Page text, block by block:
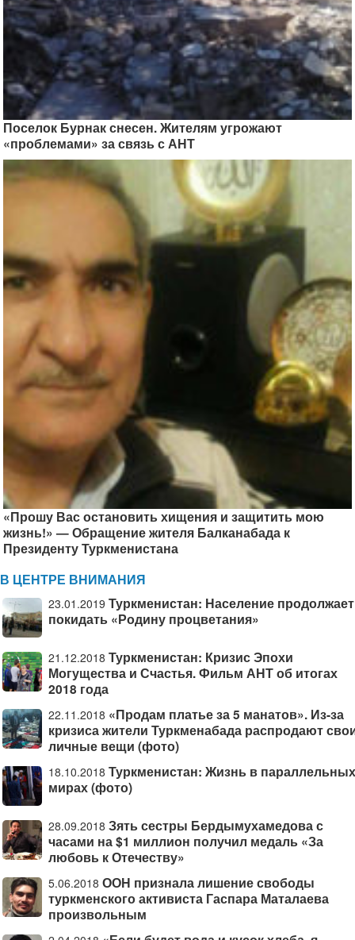
Поселок Бурнак снесен. Жителям угрожают
«проблемами» за связь с АНТ
«Прошу Вас остановить хищения и защитить мою
жизнь!» — Обращение жителя Балканабада к
Президенту Туркменистана
В ЦЕНТРЕ ВНИМАНИЯ
23.01.2019 Туркменистан: Население продолжает
покидать «Родину процветания»
21.12.2018 Туркменистан: Кризис Эпохи
Могущества и Счастья. Фильм АНТ об итогах
2018 года
22.11.2018 «Продам платье за 5 манатов». Из-за
кризиса жители Туркменабада распродают
личные вещи (фото)
18.10.2018 Туркменистан: Жизнь в параллельных
мирах (фото)
28.09.2018 Зять сестры Бердымухамедова с
часами на $1 миллион получил медаль «За
любовь к Отечеству»
5.06.2018 ООН признала лишение свободы
туркменского активиста Гаспара Маталаева
произвольным